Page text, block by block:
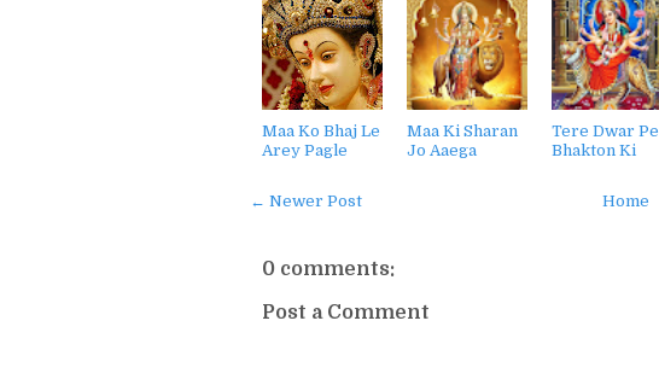
Maa Ko Bhaj Le
Arey Pagle
Maa Ki Sharan
Jo Aaega
Tere Dwar Pe
Bhakton Ki
← Newer Post Home
0 comments:
Post a Comment